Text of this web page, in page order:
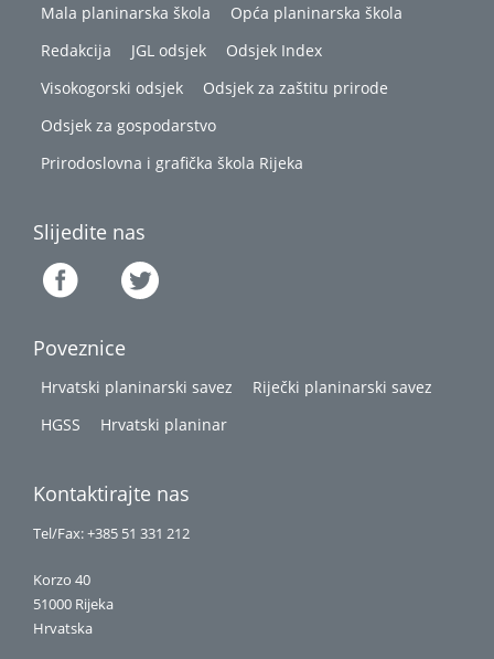
Mala planinarska škola
Opća planinarska škola
Redakcija
JGL odsjek
Odsjek Index
Visokogorski odsjek
Odsjek za zaštitu prirode
Odsjek za gospodarstvo
Prirodoslovna i grafička škola Rijeka
Slijedite nas
Poveznice
Hrvatski planinarski savez
Riječki planinarski savez
HGSS
Hrvatski planinar
Kontaktirajte nas
Tel/Fax: +385 51 331 212
Korzo 40
51000 Rijeka
Hrvatska